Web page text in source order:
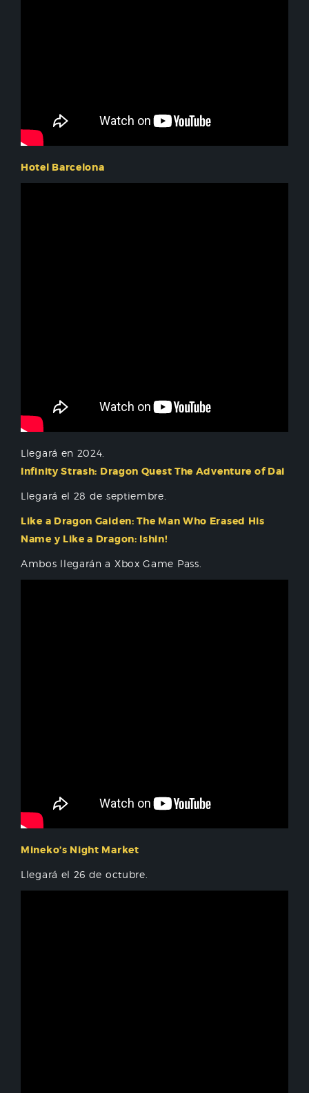
Hotel Barcelona
Llegará en 2024.
Infinity Strash: Dragon Quest The Adventure of Dai
Llegará el 28 de septiembre.
Like a Dragon Gaiden: The Man Who Erased His
Name y Like a Dragon: Ishin!
Ambos llegarán a Xbox Game Pass.
Mineko’s Night Market
Llegará el 26 de octubre.